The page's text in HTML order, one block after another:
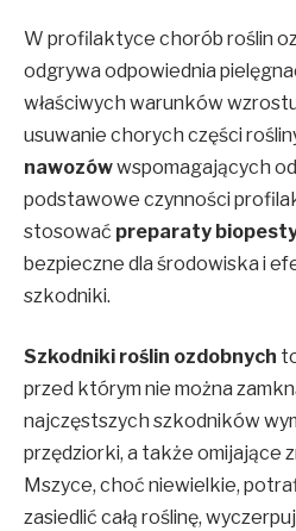
W profilaktyce chorób roślin
odgrywa odpowiednia
właściwych warunków
usuwanie chorych części
nawozówwspomagających
podstawowe czynności
stosować preparaty
bezpieczne dla środowiska i
szkodniki.
Szkodniki roślin ozdobnych
przed którym nie można
najczęstszych szkodników
przędziorki, a także omijające
Mszyce, choć niewielkie,
zasiedlić całą roślinę,